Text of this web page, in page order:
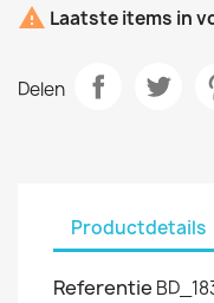
 Laatste items in
Delen
Productdetails
Referentie